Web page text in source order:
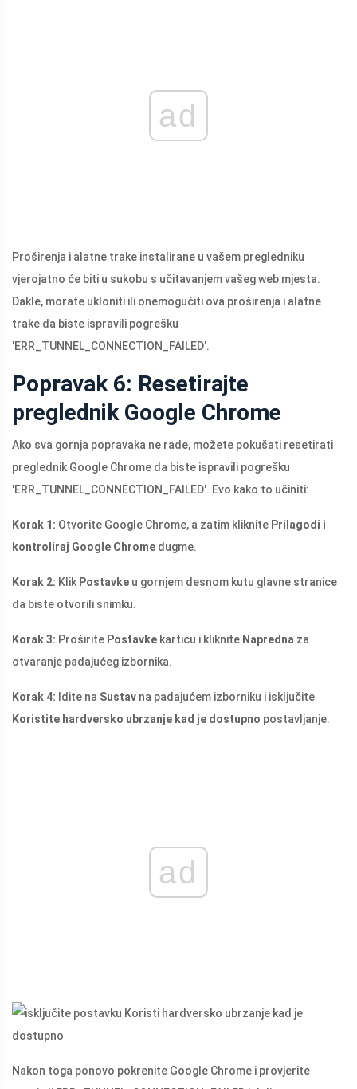
ad
Proširenja i alatne trake instalirane u vašem pregledniku
vjerojatno će biti u sukobu s učitavanjem vašeg web mjesta.
Dakle, morate ukloniti ili onemogućiti ova proširenja i alatne
trake da biste ispravili pogrešku
'ERR_TUNNEL_CONNECTION_FAILED'.
Popravak 6: Resetirajte
preglednik Google Chrome
Ako sva gornja popravaka ne rade, možete pokušati resetirati
preglednik Google Chrome da biste ispravili pogrešku
'ERR_TUNNEL_CONNECTION_FAILED'. Evo kako to učiniti:
Korak 1: Otvorite Google Chrome, a zatim kliknite Prilagodi i
kontroliraj Google Chrome dugme.
Korak 2: Klik Postavke u gornjem desnom kutu glavne stranice
da biste otvorili snimku.
Korak 3: Proširite Postavke karticu i kliknite Napredna za
otvaranje padajućeg izbornika.
Korak 4: Idite na Sustav na padajućem izborniku i isključite
Koristite hardversko ubrzanje kad je dostupno postavljanje.
ad
Nakon toga ponovo pokrenite Google Chrome i provjerite